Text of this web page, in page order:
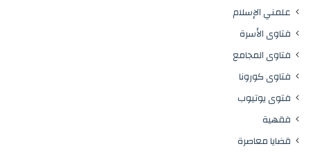
علمني الإسلام
فتاوى الأسرة
فتاوى المجامع
فتاوى كورونا
فتوى يوتيوب
فقهية
قضايا معاصرة